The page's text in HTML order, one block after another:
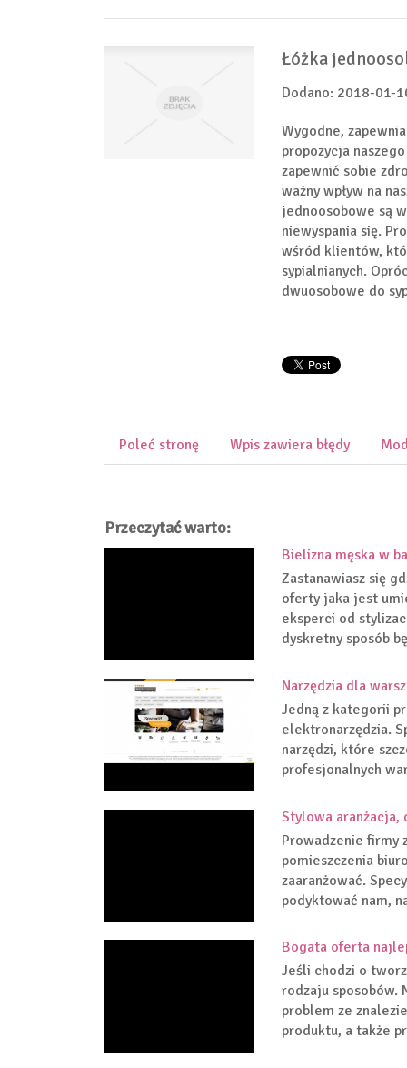
Łóżka
Dodano: 2018-01-
Wygodne,
propozycja
zapewnić sobie
ważny wpływ na
jednoosobowe są
niewyspania się.
wśród klientów,
sypialnianych.
dwuosobowe do
Poleć stronę Wpis zawiera błędy
Przeczytać warto:
Bielizna męska w
Zastanawiasz się
oferty jaka jest
eksperci od
dyskretny sposób
Narzędzia dla
Jedną z kategorii
elektronarzędzia.
narzędzi, które
profesjonalnych
Stylowa aranżacja,
Prowadzenie firmy
pomieszczenia
zaaranżować.
podyktować nam,
Bogata oferta
Jeśli chodzi o
rodzaju sposobów.
problem ze
produktu, a także